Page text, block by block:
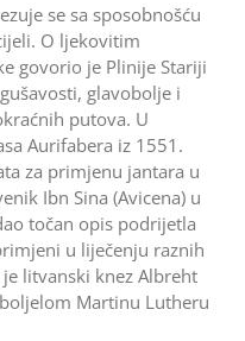
se sa sposobnošću
O ljekovitim
govorio je Plinije Stariji
glavobolje i
putova. U
Aurifabera iz 1551.
za primjenu jantara u
Ibn Sina (Avicena) u
točan opis podrijetla
u liječenju raznih
litvanski knez Albreht
Martinu Lutheru